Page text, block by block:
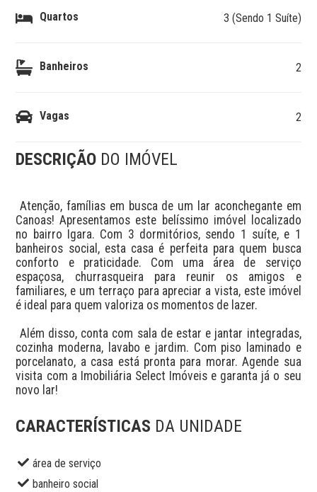
Quartos 3 (Sendo 1 Suíte)
Banheiros 2
Vagas 2
DESCRIÇÃO DO IMÓVEL
Atenção, famílias em busca de um lar aconchegante em
Canoas! Apresentamos este belíssimo imóvel localizado
no bairro Igara. Com 3 dormitórios, sendo 1 suíte, e 1
banheiros social, esta casa é perfeita para quem busca
conforto e praticidade. Com uma área de serviço
espaçosa, churrasqueira para reunir os amigos e
familiares, e um terraço para apreciar a vista, este imóvel
é ideal para quem valoriza os momentos de lazer.
cozinha moderna, lavabo e jardim. Com piso laminado e
porcelanato, a casa está pronta para morar. Agende sua
visita com a Imobiliária Select Imóveis e garanta já o seu
novo lar!
CARACTERÍSTICAS DA UNIDADE
área de serviço
banheiro social